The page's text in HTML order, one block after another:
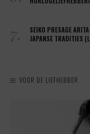
7.
SEIKO PRESAGE
JAPANSE TRADITIES
VOOR DE LIEFHEBBER